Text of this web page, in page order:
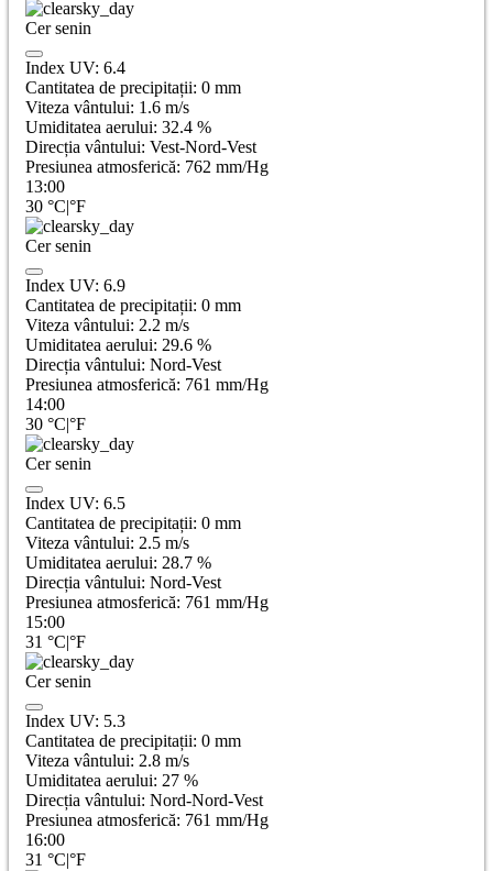
Cer senin
Index UV: 6.4
Cantitatea de precipitații: 0 mm
Viteza vântului: 1.6 m/s
Umiditatea aerului: 32.4 %
Direcția vântului: Vest-Nord-Vest
Presiunea atmosferică: 762 mm/Hg
13:00
30 °C|°F
Cer senin
Index UV: 6.9
Cantitatea de precipitații: 0 mm
Viteza vântului: 2.2 m/s
Umiditatea aerului: 29.6 %
Direcția vântului: Nord-Vest
Presiunea atmosferică: 761 mm/Hg
14:00
30 °C|°F
Cer senin
Index UV: 6.5
Cantitatea de precipitații: 0 mm
Viteza vântului: 2.5 m/s
Umiditatea aerului: 28.7 %
Direcția vântului: Nord-Vest
Presiunea atmosferică: 761 mm/Hg
15:00
31 °C|°F
Cer senin
Index UV: 5.3
Cantitatea de precipitații: 0 mm
Viteza vântului: 2.8 m/s
Umiditatea aerului: 27 %
Direcția vântului: Nord-Nord-Vest
Presiunea atmosferică: 761 mm/Hg
16:00
31 °C|°F